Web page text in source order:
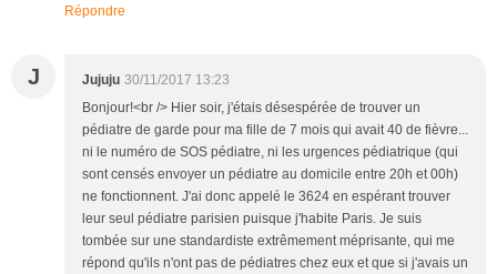
Répondre
J Jujuju 30/11/2017 13:23
Bonjour!<br /> Hier soir, j'étais désespérée de trouver un
pédiatre de garde pour ma fille de 7 mois qui avait 40 de fièvre...
ni le numéro de SOS pédiatre, ni les urgences pédiatrique (qui
sont censés envoyer un pédiatre au domicile entre 20h et 00h)
ne fonctionnent. J'ai donc appelé le 3624 en espérant trouver
leur seul pédiatre parisien puisque j'habite Paris. Je suis
tombée sur une standardiste extrêmement méprisante, qui me
répond qu'ils n'ont pas de pédiatres chez eux et que si j'avais un